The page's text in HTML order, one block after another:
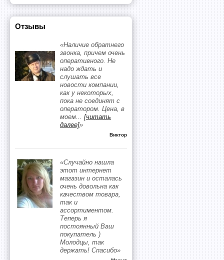
Отзывы
«Наличие обратнего
звонка, причем очень
оперативного. Не
надо ждать и
слушать все
новости компании,
как у некоторых,
пока не соединят с
оператором. Цена, в
моем... [читать
далее]»
Виктор
«Случайно нашла
этот интернет
магазин и осталась
очень довольна как
качеством товара,
так и
ассортиментом.
Теперь я
постоянный Ваш
покупатель )
Молодцы, так
держать! Спасибо»